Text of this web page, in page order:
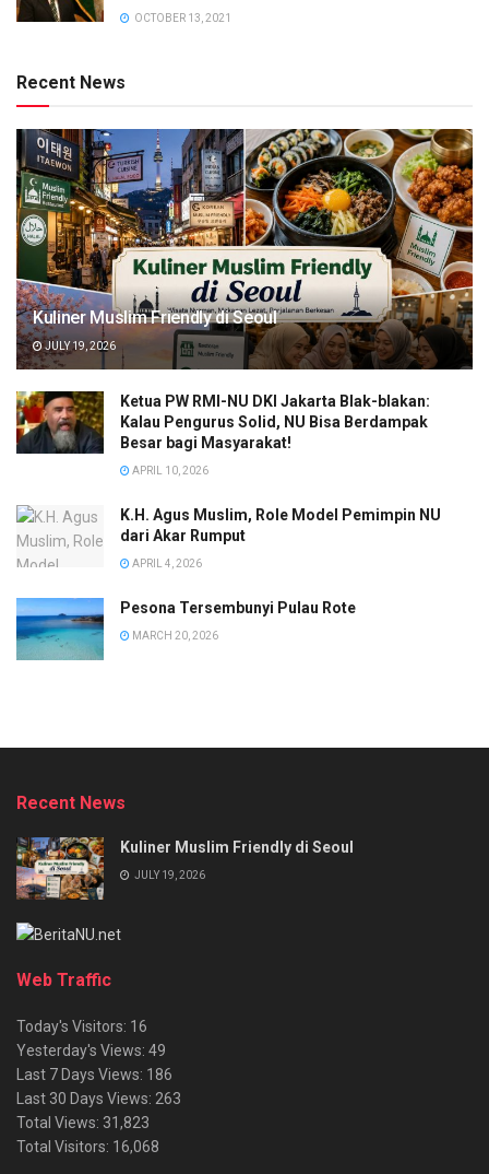
OCTOBER 13, 2021
Recent News
Kuliner Muslim Friendly di Seoul
JULY 19, 2026
Ketua PW RMI-NU DKI Jakarta Blak-blakan:
Kalau Pengurus Solid, NU Bisa Berdampak
Besar bagi Masyarakat!
APRIL 10, 2026
K.H. Agus Muslim, Role Model Pemimpin NU
dari Akar Rumput
APRIL 4, 2026
Pesona Tersembunyi Pulau Rote
MARCH 20, 2026
Recent News
Kuliner Muslim Friendly di Seoul
JULY 19, 2026
Web Traffic
Today's Visitors: 16
Yesterday's Views: 49
Last 7 Days Views: 186
Last 30 Days Views: 263
Total Views: 31,823
Total Visitors: 16,068